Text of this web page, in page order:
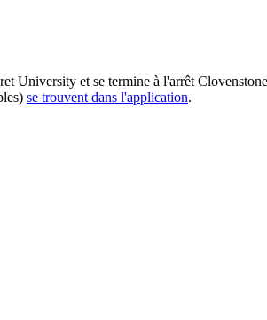
University et se termine à l'arrêt
se trouvent dans l'application.